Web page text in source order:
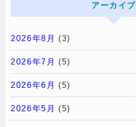
アーカイブ
2026年8月 (3)
2026年7月 (5)
2026年6月 (5)
2026年5月 (5)